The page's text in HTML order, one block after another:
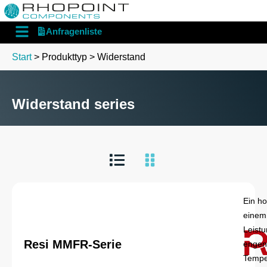
English Deutsch
Anfragenliste
Start> Produkttyp > Widerstand
Widerstand series
Resi MMFR-Serie
Ein